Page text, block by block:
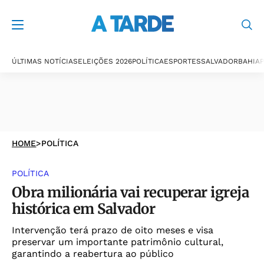
ÚLTIMAS NOTÍCIASELEIÇÕES 2026POLÍTICAESPORTESSALVADORBAHIA
HOME>POLÍTICA
POLÍTICA
Obra milionária vai recuperar igreja
histórica em Salvador
Intervenção terá prazo de oito meses e visa
preservar um importante patrimônio cultural,
garantindo a reabertura ao público